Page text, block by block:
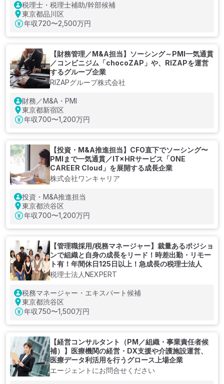
税理士・税理士補助/幹部候補
東京都品川区
年収720〜2,500万円
【財務管理／M&A担当】ソーシング～PMI一気通貫
／コンビニジム「chocoZAP」や、RIZAPを運営
するグループ企業
RIZAPグループ株式会社
財務／M&A・PMI
東京都新宿区
年収700〜1,200万円
【投資・M&A推進担当】CFO直下でソーシング〜
PMIまで一気通貫／IT×HRサービス「ONE
CAREER Cloud」を展開する成長企業
株式会社ワンキャリア
投資・M&A推進担当
東京都渋谷区
年収700〜1,200万円
【管理職採用/税務マネージャー】裁量あるポジショ
ンで組織と自身の成長をリード！時差出勤・リモー
ト有！年間休日125日以上！急成長の税理士法人
税理士法人NEXPERT
税務マネージャー・エキスパート候補
東京都渋谷区
年収750〜1,500万円
【経営コンサルタント（PM／組織・事業責任者候
補）】医療機関の経営・DX支援や介護施設運営、
医療データ利活用を行うグロース上場企業
エージェントにお問合せください